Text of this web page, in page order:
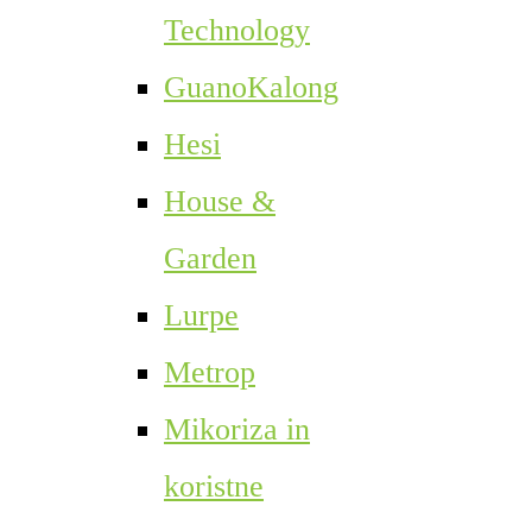
Technology
GuanoKalong
Hesi
House &
Garden
Lurpe
Metrop
Mikoriza in
koristne